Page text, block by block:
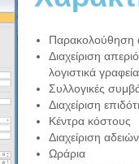
Παρακολούθηση
Διαχείριση
λογιστικά
Συλλογικές
Διαχείριση
Κέντρα κόστους
Διαχείριση
Ωράρια